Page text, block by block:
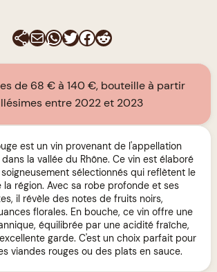
E-mailWhatsApp
Twitter
Facebook
Reddit
de 68 € à 140 €, bouteille à partir
entre 2022 et 2023
est un vin provenant de l'appellation
la vallée du Rhône. Ce vin est élaboré
sélectionnés qui reflètent le
région. Avec sa robe profonde et ses
il révèle des notes de fruits noirs,
florales. En bouche, ce vin offre une
équilibrée par une acidité fraîche,
garde. C'est un choix parfait pour
viandes rouges ou des plats en sauce.